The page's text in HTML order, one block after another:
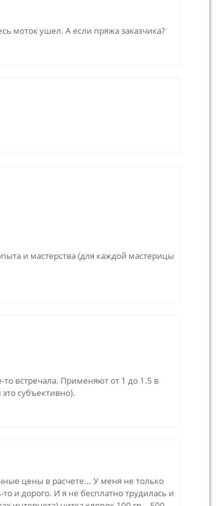
моток ушел. А если пряжа заказчика?
и мастерства (для каждой мастерицы
встречала. Применяют от 1 до 1.5 в
субъективно).
цены в расчете... У меня не только
и дорого. И я не бесплатно трудилась и